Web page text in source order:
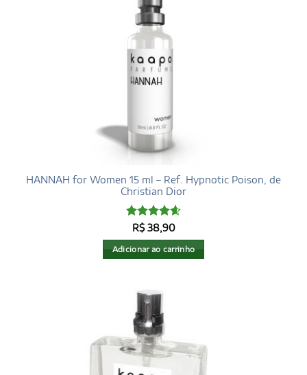
HANNAH for Women 15 ml – Ref. Hypnotic Poison, de
Christian Dior
Avaliação
4.6de 5
R$38,90
Adicionar ao carrinho